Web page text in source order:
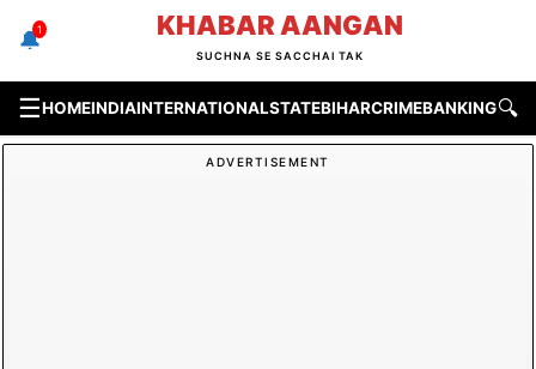
🔔
1 KHABAR AANGAN
SUCHNA SE SACCHAI TAK
☰HOMEINDIAINTERNATIONALSTATEBIHARCRIMEBANKING &🔍
ADVERTISEMENT